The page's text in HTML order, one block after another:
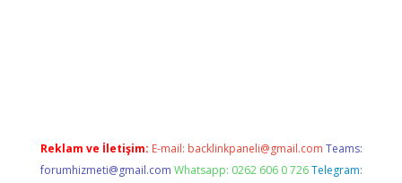
Reklam ve İletişim: E-mail: backlinkpaneli@gmail.com Teams:
forumhizmeti@gmail.com Whatsapp: 0262 606 0 726 Telegram: